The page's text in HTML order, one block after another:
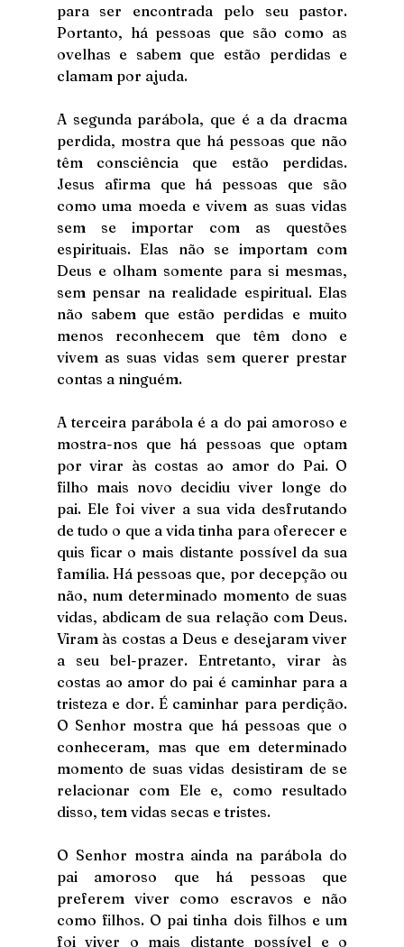
para ser encontrada pelo seu pastor.
Portanto, há pessoas que são como as
ovelhas e sabem que estão perdidas e
clamam por ajuda.
A segunda parábola, que é a da dracma
perdida, mostra que há pessoas que não
têm consciência que estão perdidas.
Jesus afirma que há pessoas que são
como uma moeda e vivem as suas vidas
sem se importar com as questões
espirituais. Elas não se importam com
Deus e olham somente para si mesmas,
sem pensar na realidade espiritual. Elas
não sabem que estão perdidas e muito
menos reconhecem que têm dono e
vivem as suas vidas sem querer prestar
contas a ninguém.
A terceira parábola é a do pai amoroso e
mostra-nos que há pessoas que optam
por virar às costas ao amor do Pai. O
filho mais novo decidiu viver longe do
pai. Ele foi viver a sua vida desfrutando
de tudo o que a vida tinha para oferecer e
quis ficar o mais distante possível da sua
família. Há pessoas que, por decepção ou
não, num determinado momento de suas
vidas, abdicam de sua relação com Deus.
Viram às costas a Deus e desejaram viver
a seu bel-prazer. Entretanto, virar às
costas ao amor do pai é caminhar para a
tristeza e dor. É caminhar para perdição.
O Senhor mostra que há pessoas que o
conheceram, mas que em determinado
momento de suas vidas desistiram de se
relacionar com Ele e, como resultado
disso, tem vidas secas e tristes.
O Senhor mostra ainda na parábola do
pai amoroso que há pessoas que
preferem viver como escravos e não
como filhos. O pai tinha dois filhos e um
foi viver o mais distante possível e o